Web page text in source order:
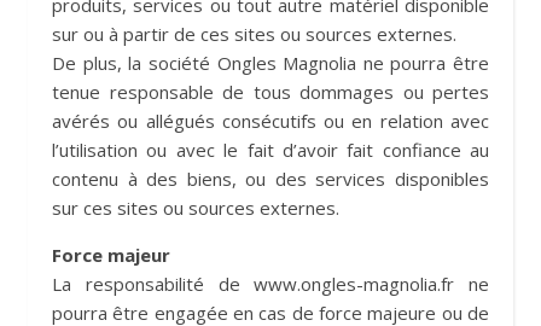
produits, services ou tout autre matériel disponible
sur ou à partir de ces sites ou sources externes.
De plus, la société Ongles Magnolia ne pourra être
tenue responsable de tous dommages ou pertes
avérés ou allégués consécutifs ou en relation avec
l’utilisation ou avec le fait d’avoir fait confiance au
contenu à des biens, ou des services disponibles
sur ces sites ou sources externes.
Force majeur
La responsabilité de www.ongles-magnolia.fr ne
pourra être engagée en cas de force majeure ou de